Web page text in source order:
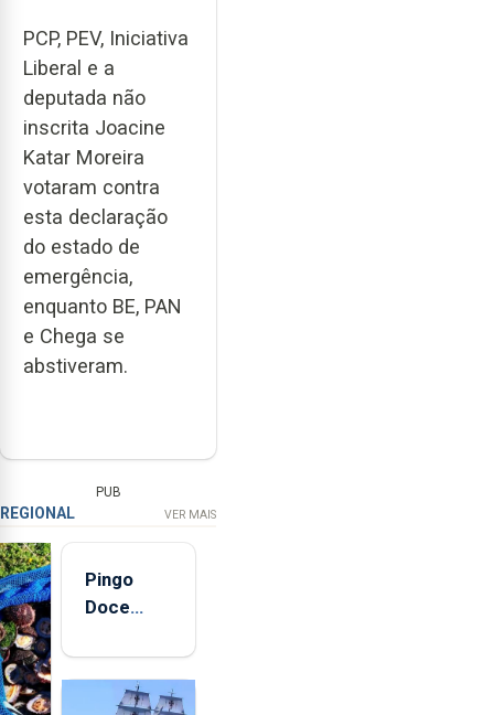
PCP, PEV, Iniciativa
Liberal e a
deputada não
inscrita Joacine
Katar Moreira
votaram contra
esta declaração
do estado de
emergência,
enquanto BE, PAN
e Chega se
abstiveram.
PUB
REGIONAL VER MAIS
Pingo
Doce
quinta-
feira nova